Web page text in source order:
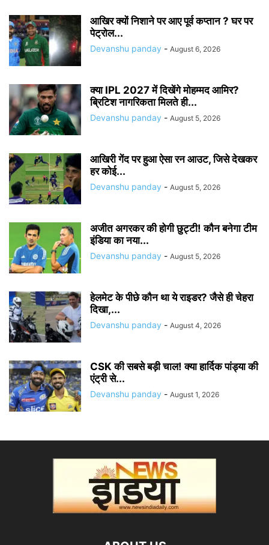
आखिर क्यों निशाने पर आए पूर्व कप्तान ? घर पर
पेट्रोल...
Devanshu panday - August 6, 2026
क्या IPL 2027 में दिखेंगे मोहम्मद आमिर?
ब्रिटिश नागरिकता मिलते ही...
Devanshu panday - August 5, 2026
आखिरी गेंद पर हुआ ऐसा रन आउट, जिसे देखकर
हर कोई...
Devanshu panday - August 5, 2026
अजीत अगरकर की होगी छुट्टी! कौन बनेगा टीम
इंडिया का नया...
Devanshu panday - August 5, 2026
हेलमेट के पीछे कौन था ये राइडर? जैसे ही चेहरा
दिखा,...
Devanshu panday - August 4, 2026
CSK की सबसे बड़ी चाल! क्या हार्दिक पांड्या की
एंट्री से...
Devanshu panday - August 1, 2026